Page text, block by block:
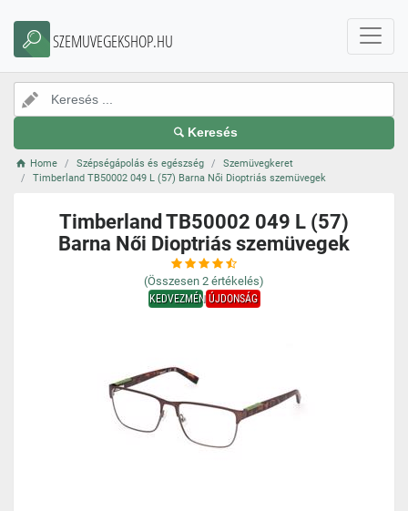
SZEMUVEGEKSHOP.HU
Keresés
Home Szépségápolás és egészség
Szemüvegkeret
Timberland TB50002 049 L (57) Barna Női Dioptriás szemüvegek
Timberland TB50002 049 L (57)
Barna Női Dioptriás szemüvegek
(Összesen 2 értékelés)
KEDVEZMÉNYÚJDONSÁG